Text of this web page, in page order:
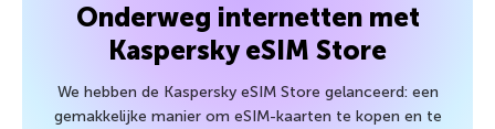
Onderweg internetten met
Kaspersky eSIM Store
We hebben de Kaspersky eSIM Store gelanceerd: een
gemakkelijke manier om eSIM-kaarten te kopen en te